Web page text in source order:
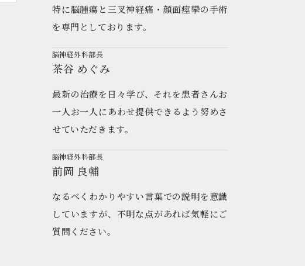
特に脳腫瘍と三叉神経痛・顔面痙攣の手術
を専門としております。
脳神経外科部長
茶谷 めぐみ
最新の治療を日々学び、それを患者さんお
一人お一人にあわせ提供できるよう努めさ
せていただきます。
脳神経外科部長
前岡 良輔
なるべくわかりやすい言葉での説明を意識
していますが、不明な点があれば気軽にご
質問ください。